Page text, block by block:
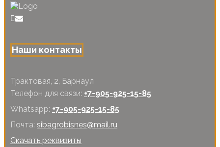
Наши контакты
Трактовая, 2, Барнаул
Телефон для связи: +7-905-925-15-85
Whatsapp: +7-905-925-15-85
Почта: sibagrobisnes@mail.ru
Скачать реквизиты